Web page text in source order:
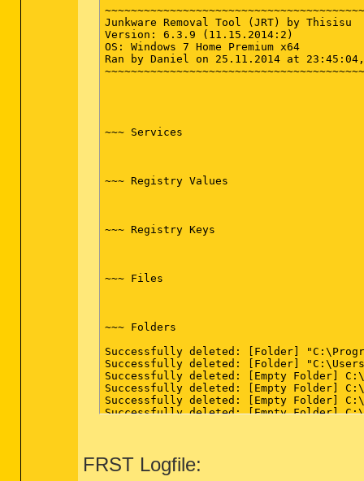
-\\ Internet Explorer v11.0.9600.17420
-\\ Mozilla Firefox v13.0.1 (de)
AdwCleaner[S0].txt - [2210 octets] -
Junkware Removal Tool (JRT) by Thisisu
Version: 6.3.9 (11.15.2014:2)
OS: Windows 7 Home Premium x64
Ran by Daniel on 25.11.2014 at
~~~ Services
~~~ Registry Values
~~~ Registry Keys
~~~ Files
~~~ Folders
Successfully deleted: [Folder]
Successfully deleted: [Folder]
Successfully deleted: [Empty Folder]
Successfully deleted: [Empty Folder]
Successfully deleted: [Empty Folder]
Successfully deleted: [Empty Folder]
Successfully deleted: [Empty Folder]
Successfully deleted: [Empty Folder]
FRST Logfile: